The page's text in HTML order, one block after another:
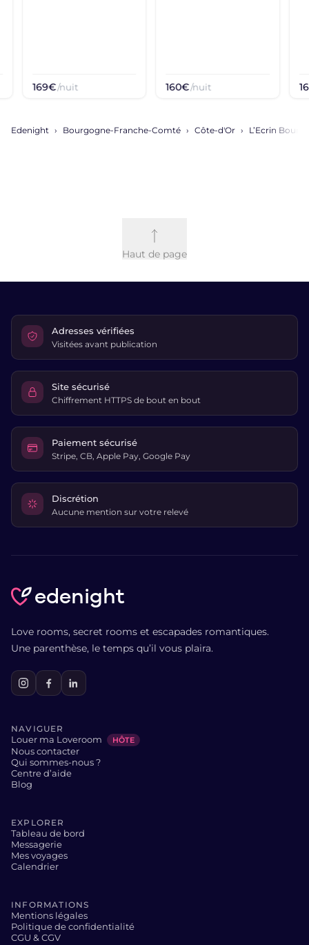
169€/nuit 160€/nuit
Edenight Bourgogne-Franche-Comté Côte-d'Or L’Ecrin
Haut de page
Adresses vérifiées
Visitées avant publication
Site sécurisé
Chiffrement HTTPS de bout en bout
Paiement sécurisé
Stripe, CB, Apple Pay, Google Pay
Discrétion
Aucune mention sur votre relevé
edenight
Love rooms, secret rooms et escapades romantiques.
Une parenthèse, le temps qu’il vous plaira.
NAVIGUER
Louer ma Loveroom HÔTE
Nous contacter
Qui sommes-nous ?
Centre d’aide
Blog
EXPLORER
Tableau de bord
Messagerie
Mes voyages
Calendrier
INFORMATIONS
Mentions légales
Politique de confidentialité
CGU & CGV